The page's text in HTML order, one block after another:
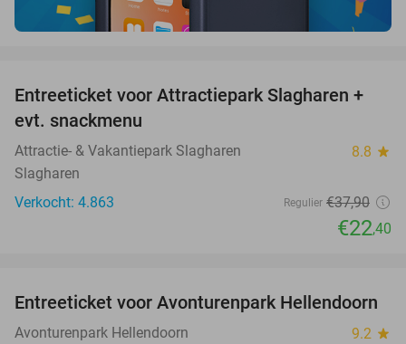
41%
Entreeticket voor Attractiepark Slagharen +
evt. snackmenu
Attractie- & Vakantiepark Slagharen 8.8 star
Slagharen
Verkocht: 4.863
Regulier €37,90
€22,40
41%
Entreeticket voor Avonturenpark Hellendoorn
Avonturenpark Hellendoorn 9.2 star